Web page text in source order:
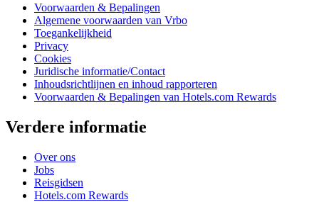
Voorwaarden & Bepalingen
Algemene voorwaarden van Vrbo
Toegankelijkheid
Privacy
Cookies
Juridische informatie/Contact
Inhoudsrichtlijnen en inhoud rapporteren
Voorwaarden & Bepalingen van Hotels.com Rewards
Verdere informatie
Over ons
Jobs
Reisgidsen
Hotels.com Rewards